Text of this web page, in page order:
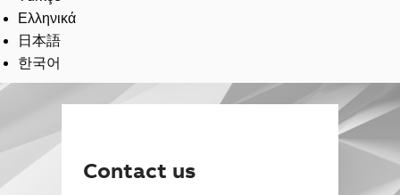
Ελληνικά
日本語
한국어
Contact us